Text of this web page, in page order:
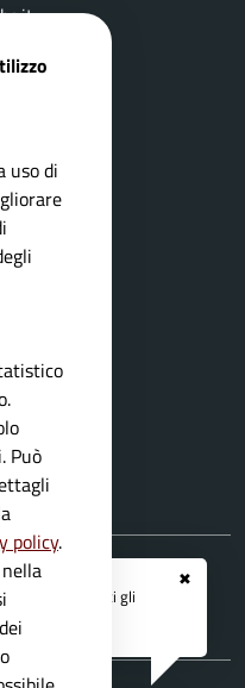
✖
IO
e ricevi tutti gli
24400
uso di
Può
policy.